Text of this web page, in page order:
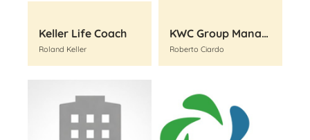
Keller Life Coach
Roland Keller
KWC Group Management AG
Roberto Ciardo